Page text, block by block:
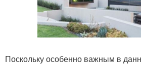
Поскольку особенно важным в